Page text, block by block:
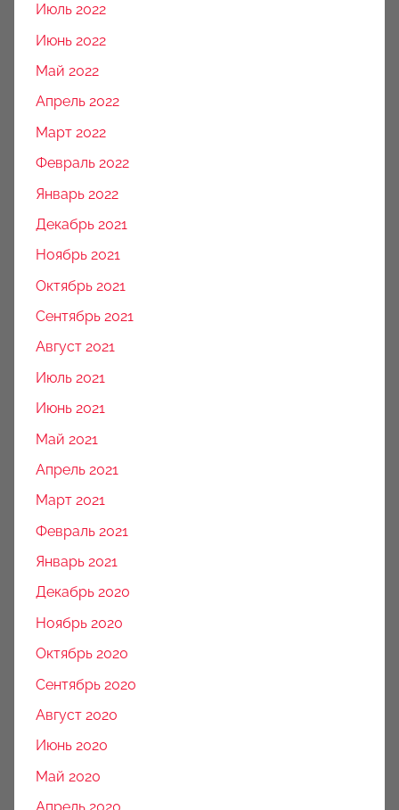
Июль 2022
Июнь 2022
Май 2022
Апрель 2022
Март 2022
Февраль 2022
Январь 2022
Декабрь 2021
Ноябрь 2021
Октябрь 2021
Сентябрь 2021
Август 2021
Июль 2021
Июнь 2021
Май 2021
Апрель 2021
Март 2021
Февраль 2021
Январь 2021
Декабрь 2020
Ноябрь 2020
Октябрь 2020
Сентябрь 2020
Август 2020
Июнь 2020
Май 2020